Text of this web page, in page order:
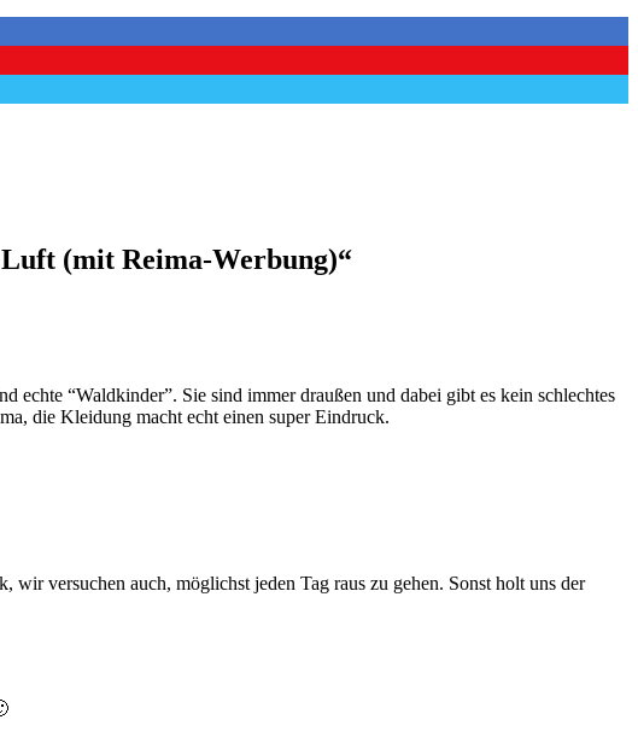
(mit Reima-Werbung)“
“Waldkinder”. Sie sind immer draußen und dabei gibt es kein schlechtes
die Kleidung macht echt einen super Eindruck.
versuchen auch, möglichst jeden Tag raus zu gehen. Sonst holt uns der